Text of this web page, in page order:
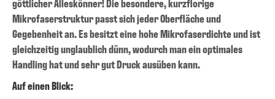
göttlicher Alleskönner! Die besondere, kurzflorige
Mikrofaserstruktur passt sich jeder Oberfläche und
Gegebenheit an. Es besitzt eine hohe Mikrofaserdichte und ist
gleichzeitig unglaublich dünn, wodurch man ein optimales
Handling hat und sehr gut Druck ausüben kann.
Auf einen Blick: